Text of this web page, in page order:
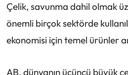
Çelik, savunma dahil olmak
önemli birçok sektörde
ekonomisi için temel ürünler
AB, dünyanın üçüncü büyük